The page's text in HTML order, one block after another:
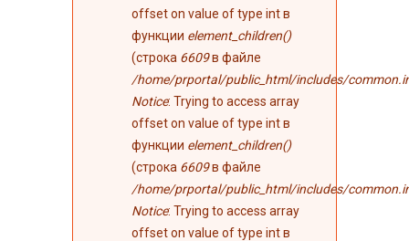
offset on value of type int в
функции element_children()
(строка 6609в файле
/home/prportal/public_html/includes/
Notice: Trying to access array
offset on value of type int в
функции element_children()
(строка 6609в файле
/home/prportal/public_html/includes/
Notice: Trying to access array
offset on value of type int в